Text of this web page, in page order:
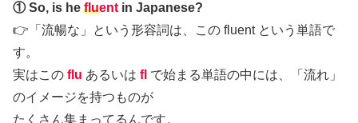
① So, is he fluent in Japanese?
👉「流暢な」という形容詞は、この fluent という単語で
す。
実はこの flu あるいは fl で始まる単語の中には、「流れ」
のイメージを持つものが
たくさん集まってるんです。